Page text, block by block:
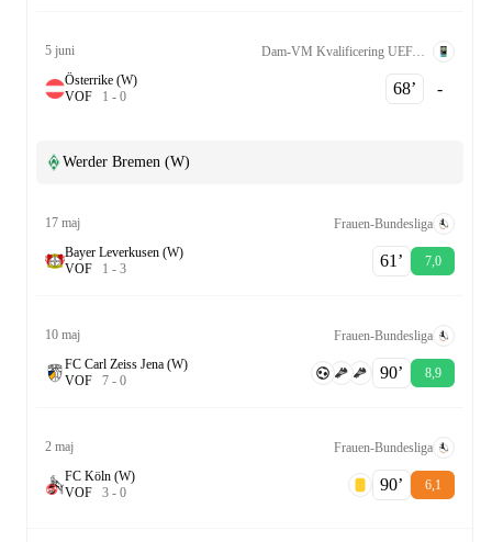
5 juni
Dam-VM Kvalificering UEFA League A Grp. 4
Österrike (W)
VOF 1 - 0 68‎’‎ -
Werder Bremen (W)
17 maj
Frauen-Bundesliga
Bayer Leverkusen (W)
VOF 1 - 3 61‎’‎ 7,0
10 maj
Frauen-Bundesliga
FC Carl Zeiss Jena (W)
VOF 7 - 0 90‎’‎ 8,9
2 maj
Frauen-Bundesliga
FC Köln (W)
VOF 3 - 0 90‎’‎ 6,1